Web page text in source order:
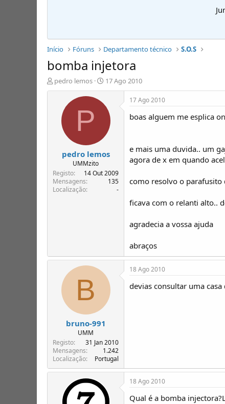
Início Fóruns Departamento técnico S.O.S
bomba injetora
I
n
e
T
ó
pedro lemos
D
a
a
i
í
i
o
17 Ago 2010
P
pedro lemos
UMMzito
Registo
14 Out 2009
Mensagens
135
Localização
-
17 Ago 2010
boas alguem me esplica
e mais uma duvida.. um
agora de x em quando
como resolvo o parafusito
ficava com o relanti alto..
agradecia a vossa ajuda
abraços
B
bruno-991
UMM
Registo
31 Jan 2010
Mensagens
1.242
Localização
Portugal
18 Ago 2010
devias consultar uma
18 Ago 2010
Qual é a bomba